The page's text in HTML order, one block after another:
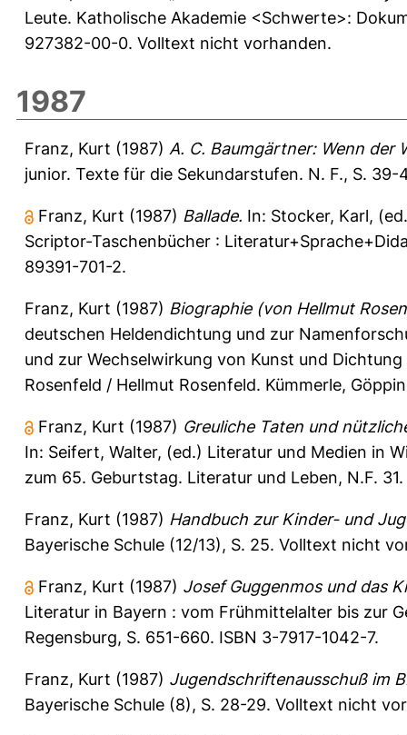
Leute. Katholische Akademie <Schwerte>:
927382-00-0. Volltext nicht vorhanden.
1987
Franz, Kurt (1987) A. C. Baumgärtner: Wenn der
junior. Texte für die Sekundarstufen. N. F., S.
Franz, Kurt (1987) Ballade. In: Stocker, Karl,
Scriptor-Taschenbücher :
89391-701-2.
Franz, Kurt (1987) Biographie (von Hellmut
deutschen Heldendichtung und zur
und zur Wechselwirkung von Kunst und
Rosenfeld / Hellmut Rosenfeld. Kümmerle,
Franz, Kurt (1987) Greuliche Taten und
In: Seifert, Walter, (ed.) Literatur und Medien in
zum 65. Geburtstag. Literatur und Leben, N.F.
Franz, Kurt (1987) Handbuch zur Kinder- und
Bayerische Schule (12/13), S. 25. Volltext nicht
Franz, Kurt (1987) Josef Guggenmos und das
Literatur in Bayern : vom Frühmittelalter bis zur
Regensburg, S. 651-660. ISBN 3-7917-1042-7.
Franz, Kurt (1987) Jugendschriftenausschuß im
Bayerische Schule (8), S. 28-29. Volltext nicht